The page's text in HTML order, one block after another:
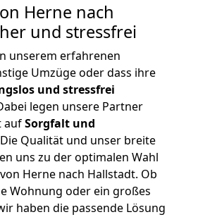
Herne nach
und stressfrei
unserem erfahrenen
Umzüge oder dass ihre
und stressfrei
legen unsere Partner
aufSorgfalt und
Die Qualität und unser breite
uns zu der optimalen Wahl
Herne nach Hallstadt. Ob
Wohnung oder ein großes
haben die passende Lösung